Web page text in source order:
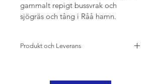
gammalt repigt bussvrak och
sjögräs och tång i Råå hamn.
Produkt och Leverans